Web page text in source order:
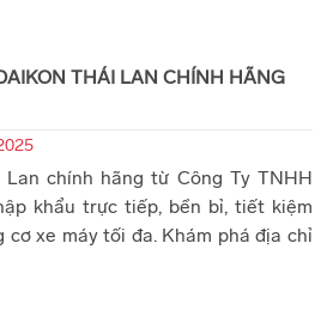
THÁI LAN CHÍNH HÃNG
chính hãng từ Công Ty TNHH
khẩu trực tiếp, bền bỉ, tiết kiệm
cơ xe máy tối đa. Khám phá địa chỉ